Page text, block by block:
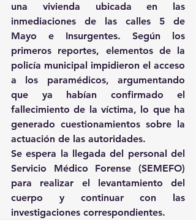
una vivienda ubicada en las
inmediaciones de las calles 5 de
Mayo e Insurgentes. Según los
primeros reportes, elementos de la
policía municipal impidieron el acceso
a los paramédicos, argumentando
que ya habían confirmado el
fallecimiento de la víctima, lo que ha
generado cuestionamientos sobre la
actuación de las autoridades.
Se espera la llegada del personal del
Servicio Médico Forense (SEMEFO)
para realizar el levantamiento del
cuerpo y continuar con las
investigaciones correspondientes.